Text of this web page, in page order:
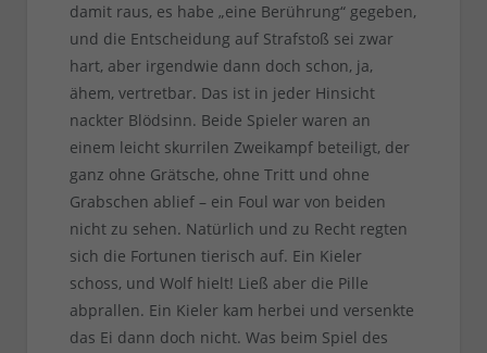
damit raus, es habe „eine Berührung“ gegeben,
und die Entscheidung auf Strafstoß sei zwar
hart, aber irgendwie dann doch schon, ja,
ähem, vertretbar. Das ist in jeder Hinsicht
nackter Blödsinn. Beide Spieler waren an
einem leicht skurrilen Zweikampf beteiligt, der
ganz ohne Grätsche, ohne Tritt und ohne
Grabschen ablief – ein Foul war von beiden
nicht zu sehen. Natürlich und zu Recht regten
sich die Fortunen tierisch auf. Ein Kieler
schoss, und Wolf hielt! Ließ aber die Pille
abprallen. Ein Kieler kam herbei und versenkte
das Ei dann doch nicht. Was beim Spiel des